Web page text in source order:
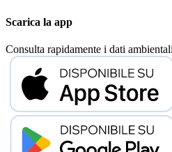
Scarica la app
Consulta rapidamente i dati